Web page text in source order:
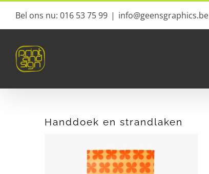
Ga
Bel ons nu: 016 53 75 99 | info@geensgraphics.be
Handdoek en strandlaken